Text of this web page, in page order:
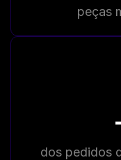
peças
dos pedidos